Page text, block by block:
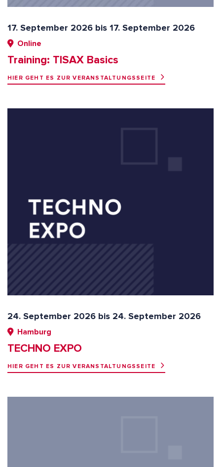
17. September 2026 bis 17. September 2026
Online
Training: TISAX Basics
HIER GEHT ES ZUR VERANSTALTUNGSSEITE
24. September 2026 bis 24. September 2026
Hamburg
TECHNO EXPO
HIER GEHT ES ZUR VERANSTALTUNGSSEITE